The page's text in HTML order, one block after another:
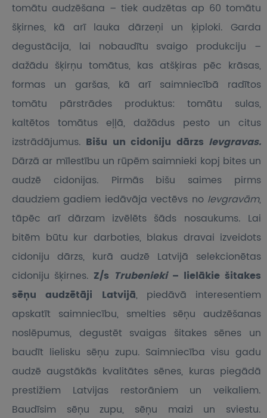
tomātu audzēšana – tiek audzētas ap 60 tomātu
šķirnes, kā arī lauka dārzeņi un ķiploki. Garda
degustācija, lai nobaudītu svaigo produkciju –
dažādu šķirņu tomātus, kas atšķiras pēc krāsas,
formas un garšas, kā arī saimniecībā radītos
tomātu pārstrādes produktus: tomātu sulas,
kaltētos tomātus eļļā, dažādus pesto un citus
izstrādājumus. Bišu un cidoniju dārzs Ievgravas.
Dārzā ar mīlestību un rūpēm saimnieki kopj bites un
audzē cidonijas. Pirmās bišu saimes pirms
daudziem gadiem iedāvāja vectēvs no Ievgravām,
tāpēc arī dārzam izvēlēts šāds nosaukums. Lai
bitēm būtu kur darboties, blakus dravai izveidots
cidoniju dārzs, kurā audzē Latvijā selekcionētas
cidoniju šķirnes. Z/s Trubenieki – lielākie šitakes
sēņu audzētāji Latvijā, piedāvā interesentiem
apskatīt saimniecību, smelties sēņu audzēšanas
noslēpumus, degustēt svaigas šitakes sēnes un
baudīt lielisku sēņu zupu. Saimniecība visu gadu
audzē augstākās kvalitātes sēnes, kuras piegādā
prestižiem Latvijas restorāniem un veikaliem.
Baudīsim sēņu zupu, sēņu maizi un sviestu.